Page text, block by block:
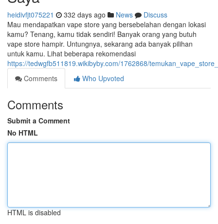
heidivfjt075221 332 days ago News
Discuss
Mau mendapatkan vape store yang bersebelahan dengan lokasi
kamu? Tenang, kamu tidak sendiri! Banyak orang yang butuh
vape store hampir. Untungnya, sekarang ada banyak pilihan
untuk kamu. Lihat beberapa rekomendasi
https://tedwgfb511819.wikibyby.com/1762868/
Comments
Who Upvoted
Comments
Submit a Comment
No HTML
HTML is disabled